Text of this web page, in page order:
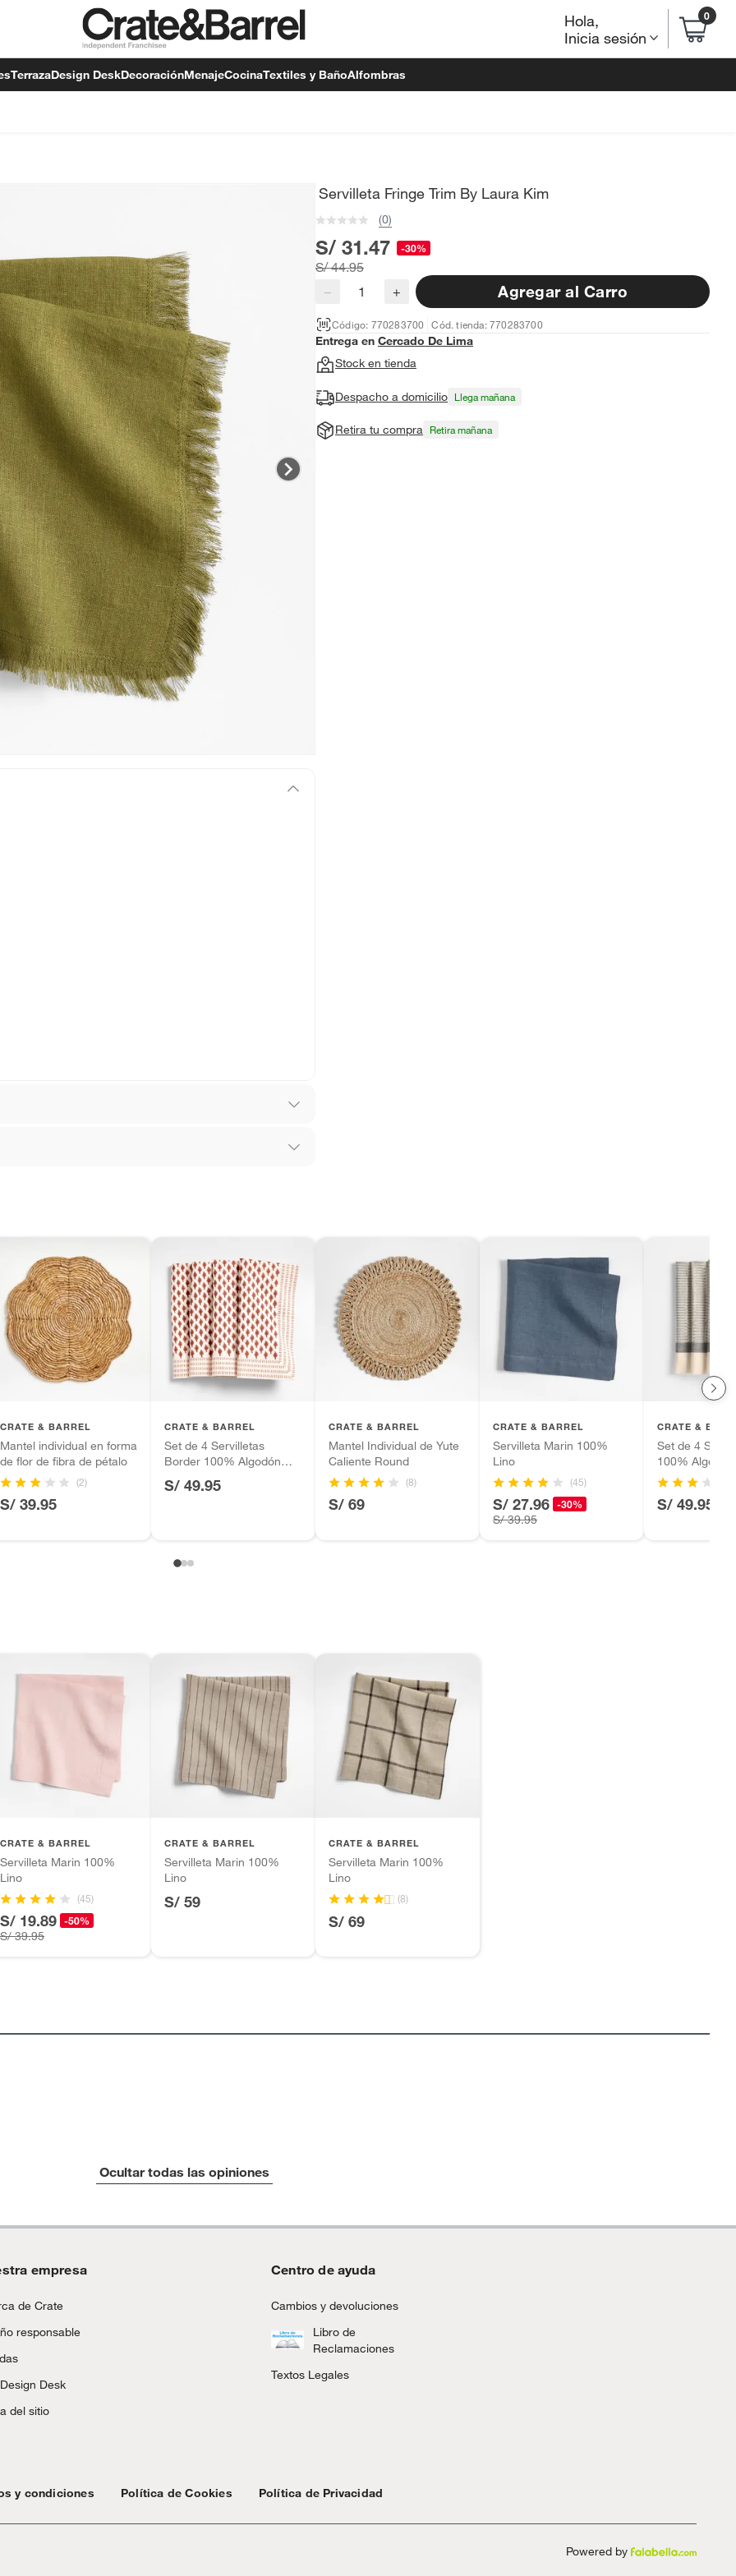
Hola,
Inicia sesión
0
TerrazaDesign DeskDecoraciónMenajeCocinaTextiles y BañoAlfombras
diferentes, otras con restricciones y algunas
tienen:
productos para asfalto, hormigón, albañilería.
productos para asfalto.
tecnología, línea blanca, colchones, muebles,
suplementos alimenticios, vitaminas.
Servilleta Fringe Trim By Laura Kim
(0)
S/ 31.47 -30%
S/ 44.95
−
+ Agregar al Carro
Código: 770283700 Cód. tienda: 770283700
Entrega en Cercado De Lima
Stock en tienda
Despacho a domicilio Llega mañana
Retira tu compra Retira mañana
CRATE & BARREL
Mantel individual en forma
de flor de fibra de pétalo
(2)
S/ 39.95
CRATE & BARREL
Set de 4 Servilletas
Border 100% Algodón
S/ 49.95
CRATE & BARREL
Mantel Individual de Yute
Caliente Round
(8)
S/ 69
CRATE & BARREL
Servilleta Marin 100%
Lino
(45)
S/ 27.96 -30%
S/ 39.95
CRATE &
Set de 4
100% Algodón
S/ 49.95
CRATE & BARREL
Servilleta Marin 100%
Lino
(45)
S/ 19.89 -50%
S/ 39.95
CRATE & BARREL
Servilleta Marin 100%
Lino
S/ 59
CRATE & BARREL
Servilleta Marin 100%
Lino
(8)
S/ 69
Ocultar todas las opiniones
empresa
de Crate
responsable
Desk
del sitio
Centro de ayuda
Cambios y devoluciones
Libro de
Reclamaciones
Textos Legales
y condiciones Política de Cookies Política de Privacidad
Powered by